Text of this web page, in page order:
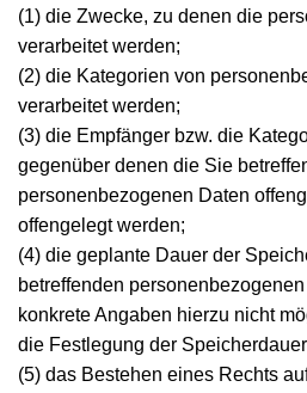
(1) die Zwecke, zu denen die
verarbeitet werden;
(2) die Kategorien von
verarbeitet werden;
(3) die Empfänger bzw. die
gegenüber denen die Sie
personenbezogenen Daten
offengelegt werden;
(4) die geplante Dauer der
betreffenden
konkrete Angaben hierzu nicht
die Festlegung der
(5) das Bestehen eines Rechts